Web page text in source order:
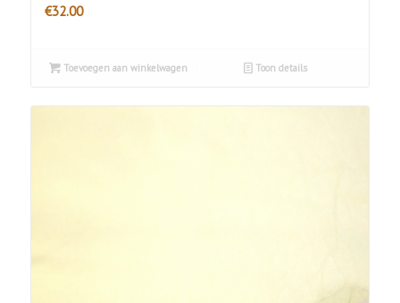
€32.00
Toevoegen aan winkelwagen Toon details